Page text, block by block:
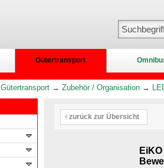
Gütertransport
Gütertransport → Zubehör / Organisation →
zurück zur Übersicht